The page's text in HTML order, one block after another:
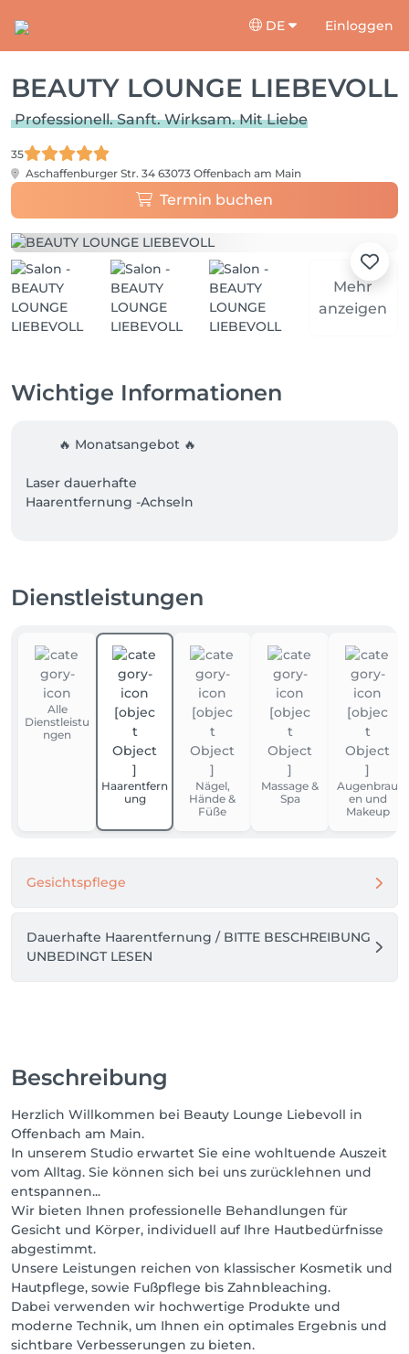
DE Einloggen
BEAUTY LOUNGE LIEBEVOLL
Professionell. Sanft. Wirksam. Mit Liebe
35
Aschaffenburger Str. 34 63073 Offenbach am Main
Termin buchen
Mehr
anzeigen
Wichtige Informationen
Laser dauerhafte
Haarentfernung -Achseln
🎁 PLUS 1 Behandlung gratis bei Bedarf
Sichern Sie sich jetzt Ihr Angebot
📍 Unsere Adresse:
Beauty Lounge Liebevoll
Aschaffenburger Straße 34
63073 Offenbach am Main
Dienstleistungen
Alle
Dienstleistu
ngen
Haarentfern
ung
Nägel,
Hände &
Füße
Massage &
Spa
Augenbrau
en und
Makeup
Gesichtspflege
Dauerhafte Haarentfernung / BITTE BESCHREIBUNG
UNBEDINGT LESEN
Beschreibung
Herzlich Willkommen bei Beauty Lounge Liebevoll in
Offenbach am Main.
In unserem Studio erwartet Sie eine wohltuende Auszeit
vom Alltag. Sie können sich bei uns zurücklehnen und
entspannen...
Wir bieten Ihnen professionelle Behandlungen für
Gesicht und Körper, individuell auf Ihre Hautbedürfnisse
abgestimmt.
Unsere Leistungen reichen von klassischer Kosmetik und
Hautpflege, sowie Fußpflege bis Zahnbleaching.
Dabei verwenden wir hochwertige Produkte und
moderne Technik, um Ihnen ein optimales Ergebnis und
sichtbare Verbesserungen zu bieten.